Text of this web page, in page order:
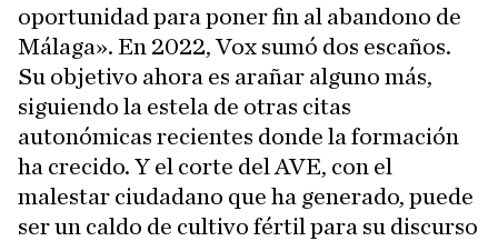
oportunidad para poner fin al abandono de
Málaga». En 2022, Vox sumó dos escaños.
Su objetivo ahora es arañar alguno más,
siguiendo la estela de otras citas
autonómicas recientes donde la formación
ha crecido. Y el corte del AVE, con el
malestar ciudadano que ha generado, puede
ser un caldo de cultivo fértil para su discurso